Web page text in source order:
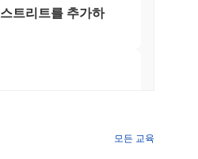
트리트를 추가하
모든 교육